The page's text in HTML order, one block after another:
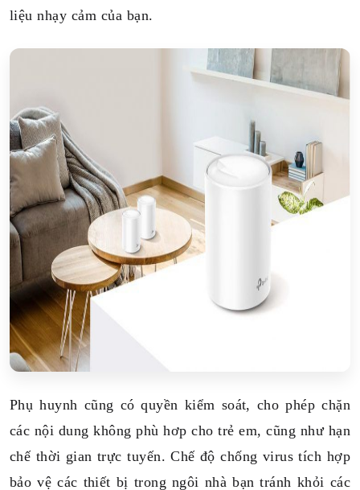
liệu nhạy cảm của bạn.
Phụ huynh cũng có quyền kiểm soát, cho phép chặn
các nội dung không phù hơp cho trẻ em, cũng như hạn
chế thời gian trực tuyến. Chế độ chống virus tích hợp
bảo vệ các thiết bị trong ngôi nhà bạn tránh khỏi các